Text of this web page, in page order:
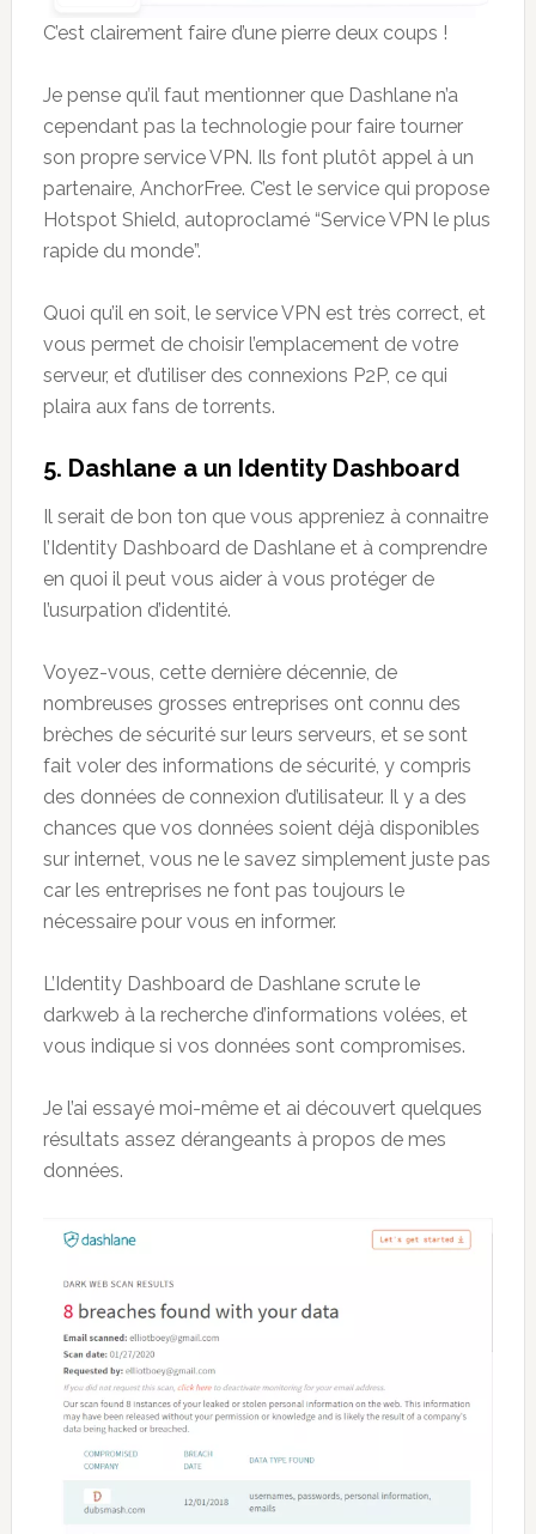
C’est clairement faire d’une pierre deux coups !
Je pense qu’il faut mentionner que Dashlane n’a
cependant pas la technologie pour faire tourner
son propre service VPN. Ils font plutôt appel à un
partenaire, AnchorFree. C’est le service qui propose
Hotspot Shield, autoproclamé “Service VPN le plus
rapide du monde”.
Quoi qu’il en soit, le service VPN est très correct, et
vous permet de choisir l’emplacement de votre
serveur, et d’utiliser des connexions P2P, ce qui
plaira aux fans de torrents.
5. Dashlane a un Identity Dashboard
Il serait de bon ton que vous appreniez à connaitre
l’Identity Dashboard de Dashlane et à comprendre
en quoi il peut vous aider à vous protéger de
l’usurpation d’identité.
Voyez-vous, cette dernière décennie, de
nombreuses grosses entreprises ont connu des
brèches de sécurité sur leurs serveurs, et se sont
fait voler des informations de sécurité, y compris
des données de connexion d’utilisateur. Il y a des
chances que vos données soient déjà disponibles
sur internet, vous ne le savez simplement juste pas
car les entreprises ne font pas toujours le
nécessaire pour vous en informer.
L’Identity Dashboard de Dashlane scrute le
darkweb à la recherche d’informations volées, et
vous indique si vos données sont compromises.
Je l’ai essayé moi-même et ai découvert quelques
résultats assez dérangeants à propos de mes
données.